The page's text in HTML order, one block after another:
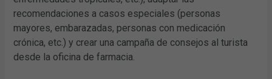
recomendaciones a casos especiales (personas
mayores, embarazadas, personas con medicación
crónica, etc.) y crear una campaña de consejos al turista
desde la oficina de farmacia.